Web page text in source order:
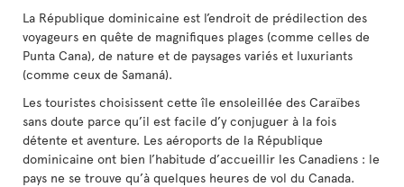
La République dominicaine est l’endroit de prédilection des
voyageurs en quête de magnifiques plages (comme celles de
Punta Cana), de nature et de paysages variés et luxuriants
(comme ceux de Samaná).
Les touristes choisissent cette île ensoleillée des Caraïbes
sans doute parce qu’il est facile d’y conjuguer à la fois
détente et aventure. Les aéroports de la République
dominicaine ont bien l’habitude d’accueillir les Canadiens : le
pays ne se trouve qu’à quelques heures de vol du Canada.